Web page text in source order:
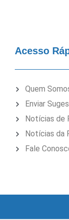
Acesso
Quem
Enviar
Notícias de
Notícias da
Fale